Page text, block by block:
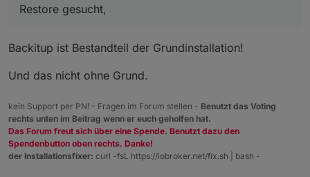
Die Scripte, Nodered, VIS hab ich schon
Restore gesucht,
Backitup ist Bestandteil der Grundinstallation!
Und das nicht ohne Grund.
kein Support per PN! - Fragen im Forum stellen - Benutzt das Voting
rechts unten im Beitrag wenn er euch geholfen hat.
Das Forum freut sich über eine Spende. Benutzt dazu den
Spendenbutton oben rechts. Danke!
der Installationsfixer: curl -fsL https://iobroker.net/fix.sh | bash -